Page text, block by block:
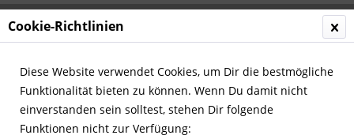
Cookie-Richtlinien
Diese Website verwendet Cookies, um Dir die bestmögliche
Funktionalität bieten zu können. Wenn Du damit nicht
einverstanden sein solltest, stehen Dir folgende
Funktionen nicht zur Verfügung: